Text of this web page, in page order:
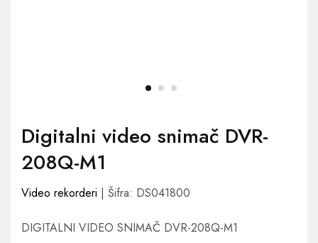
Digitalni video snimač DVR-
208Q-M1
Video rekorderi | Šifra: DS041800
DIGITALNI VIDEO SNIMAČ DVR-208Q-M1